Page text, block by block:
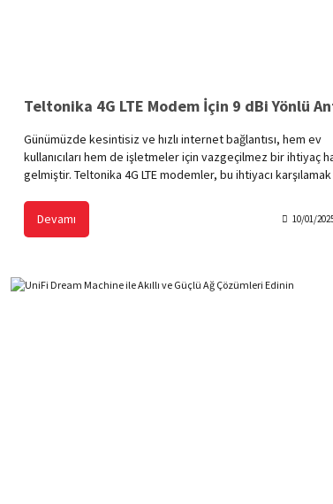
Teltonika 4G LTE Modem İçin 9 dBi Yönlü
Günümüzde kesintisiz ve hızlı internet bağlantısı, hem ev
kullanıcıları hem de işletmeler için vazgeçilmez bir ihtiyaç
gelmiştir. Teltonika 4G LTE modemler, bu ihtiyacı karşılamak
en üst düzeye çıkarmak için doğru anten seçimi büyük önem
İşte bu noktada, 9 dBi yönlü anten, Teltonika 4G LTE
Devamı 10/01/